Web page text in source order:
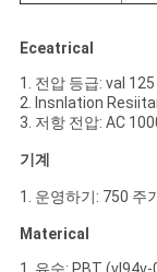
Eceatrical
1. 전압 등급: val 125
2. Insnlation
3. 저항 전압: AC
기계
1. 운영하기: 750 주
Materical